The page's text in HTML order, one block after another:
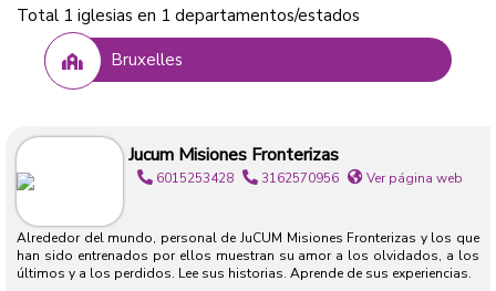
Total 1 iglesias en 1 departamentos/estados
Bruxelles
Jucum Misiones Fronterizas
6015253428 3162570956 Ver página web
Alrededor del mundo, personal de JuCUM Misiones Fronterizas y los que
han sido entrenados por ellos muestran su amor a los olvidados, a los
últimos y a los perdidos. Lee sus historias. Aprende de sus experiencias.